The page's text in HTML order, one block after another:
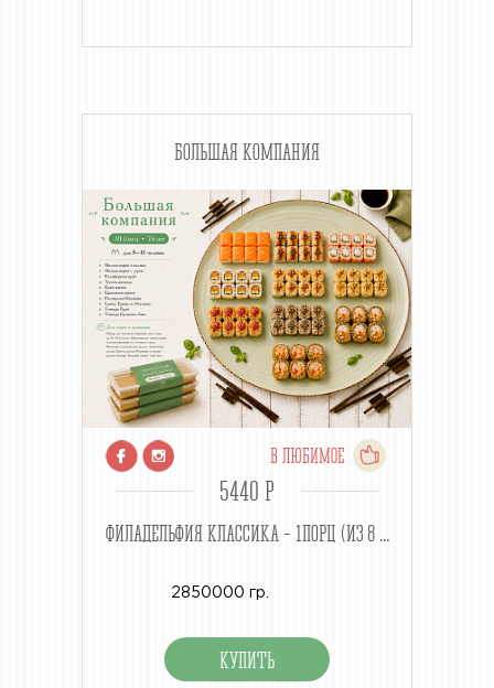
БОЛЬШАЯ КОМПАНИЯ
В ЛЮБИМОЕ
5440 P
ФИЛАДЕЛЬФИЯ КЛАССИКА - 1ПОРЦ (ИЗ 8 ...
2850000 гр.